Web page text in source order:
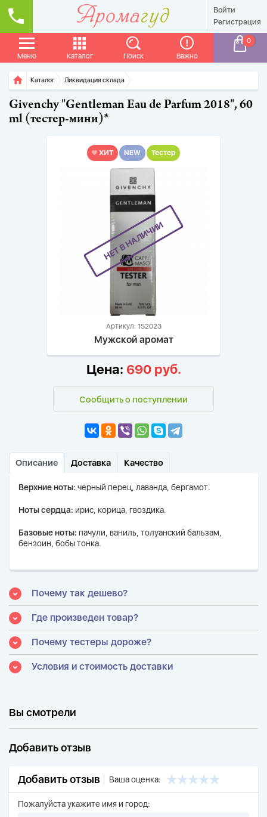
Войти
Регистрация
Меню Каталог Поиск Важно
0
Главная
Каталог Ликвидация склада
Givenchy "Gentleman Eau de Parfum 2018", 60
ml (тестер-мини)*
ХИТ NEW Тестер
Артикул: 152023
Мужской аромат
Цена: 690 руб.
Сообщить о поступлении
Описание Доставка Качество
Верхние ноты: черный перец, лаванда, бергамот.
Ноты сердца: ирис, корица, гвоздика.
Базовые ноты: пачули, ваниль, толуанский бальзам,
бензоин, бобы тонка.
Почему так дешево?
Где произведен товар?
Почему тестеры дороже?
Условия и стоимость доставки
Вы смотрели
Добавить отзыв
Добавить отзыв Ваша оценка:
Пожалуйста укажите имя и город: